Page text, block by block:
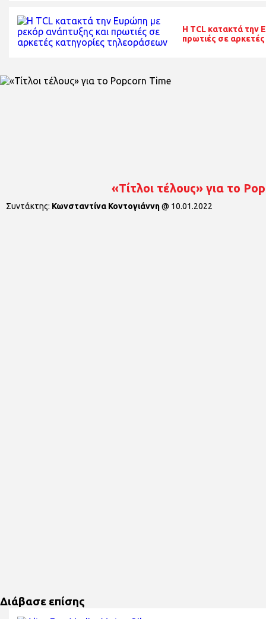
Η TCL κατακτά την
πρωτιές σε
«Τίτλοι τέλους» για το
Συντάκτης: Κωνσταντίνα Κοντογιάννη@ 10.01.2022
Διάβασε επίσης